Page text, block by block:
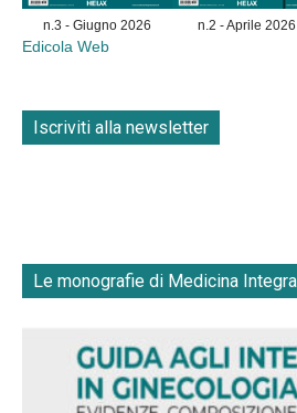
n.3 - Giugno 2026 n.2 - Aprile 2026
Edicola Web
Iscriviti alla newsletter
Le monografie di Medicina